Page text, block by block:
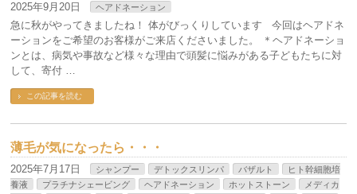
2025年9月20日 ヘアドネーション
急に秋がやってきましたね！ 体がびっくりしています 今回はヘアドネ
ーションをご希望のお客様がご来店くださいました。 ＊ヘアドネーショ
ンとは、病気や事故など様々な理由で頭髪に悩みがある子どもたちに対
して、寄付 …
この記事を読む
薄毛が気になったら・・・
2025年7月17日 シャンプー デトックスリンパ バザルト
ヒト幹細胞培
養液
プラチナシェービング ヘアドネーション ホットストーン
メディカ